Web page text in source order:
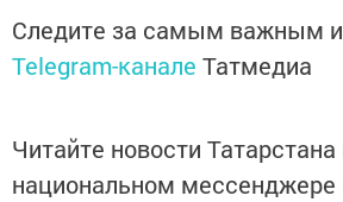
Следите за самым важным
Telegram-канале Татмедиа
Читайте новости Татарстана
национальном